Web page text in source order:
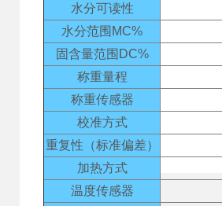
水分可读性
水分范围MC%
固含量范围DC%
称重量程
称重传感器
校准方式
重复性（标准偏差）
加热方式
温度传感器